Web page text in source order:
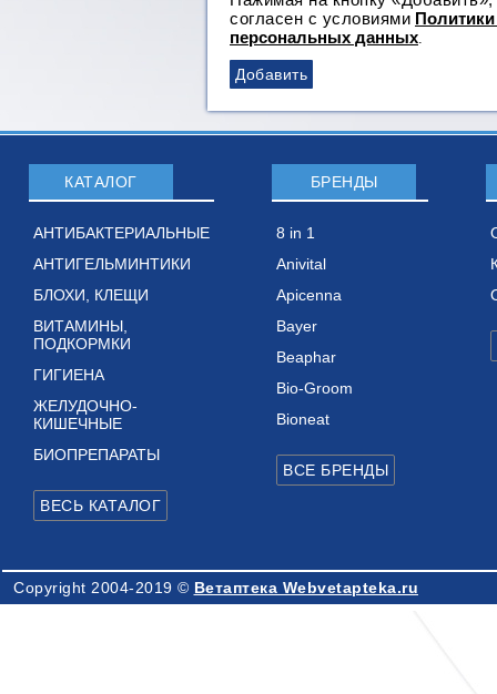
согласен с условиями
персональных данных.
КАТАЛОГ
АНТИБАКТЕРИАЛЬНЫЕ
АНТИГЕЛЬМИНТИКИ
БЛОХИ, КЛЕЩИ
ВИТАМИНЫ,
ПОДКОРМКИ
ГИГИЕНА
ЖЕЛУДОЧНО-
КИШЕЧНЫЕ
БИОПРЕПАРАТЫ
БРЕНДЫ
8 in 1
Anivital
Apicenna
Bayer
Beaphar
Bio-Groom
Bioneat
Copyright 2004-2019 © Ветаптека Webvetapteka.ru